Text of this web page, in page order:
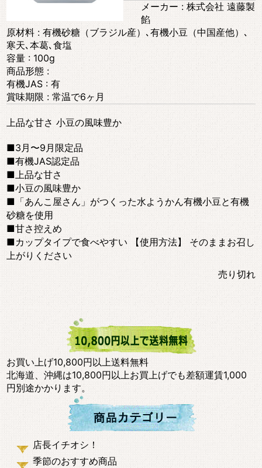
メーカー : 株式会社 遠藤製
餡
原材料 : 有機砂糖（ブラジル産）､有機小豆（中国産他）､
寒天､本葛､食塩
容量 : 100g
商品形態 :
有機JAS : 有
賞味期限 : 常温で6ヶ月
上品な甘さ 小豆の風味豊か
■3月〜9月限定品
■有機JAS認定品
■上品な甘さ
■小豆の風味豊か
■「あんこ屋さん」がつくった水ようかん有機小豆と有機
砂糖を使用
■甘さ控えめ
■カップタイプで食べやすい 【使用方法】 そのままお召し
上がりください
売り切れ
お買い上げ10,800円以上送料無料
北海道、沖縄は10,800円以上お買上げでも差額運賃1,000
円別途かかります。
店長イチオシ！
季節のおすすめ商品